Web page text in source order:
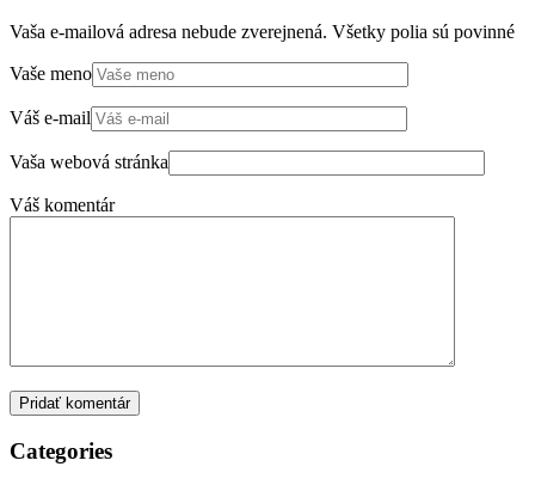
Vaša e-mailová adresa nebude zverejnená. Všetky polia sú povinné
Vaše meno
Váš e-mail
Vaša webová stránka
Váš komentár
Pridať komentár
Categories